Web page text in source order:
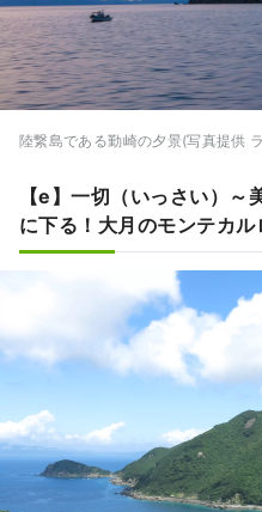
陸繋島である勤崎の夕景(写真提供
【e】一切（いっさい）
に下る！大月のモンテカル